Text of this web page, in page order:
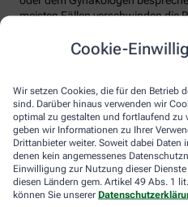
Cookie-
Wir setzen Cookies, die für den Betrieb
sind. Darüber hinaus verwenden wir
optimal zu gestalten und fortlaufend zu
geben wir Informationen zu Ihrer
Drittanbieter weiter. Soweit dabei Daten
denen kein angemessenes
Einwilligung zur Nutzung dieser
diesen Ländern gem. Artikel 49 Abs. 1
können Sie unserer
meisten Fällen verschwinden die
Voraussetzung für eine
Regelmäßig heftige
nehmen und ärztlich abklären
einreden lassen, sie seien normal.